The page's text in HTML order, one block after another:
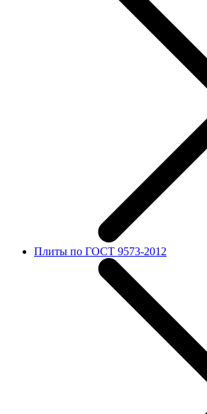
Плиты по ГОСТ 9573-2012